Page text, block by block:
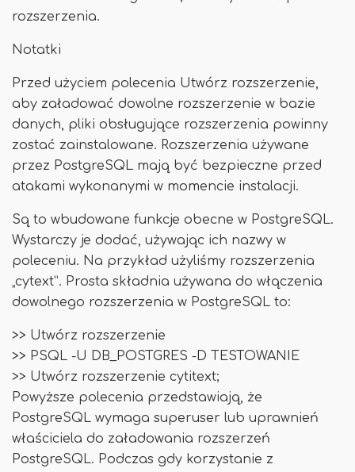
rozszerzenia.
Notatki
Przed użyciem polecenia Utwórz rozszerzenie,
aby załadować dowolne rozszerzenie w bazie
danych, pliki obsługujące rozszerzenia powinny
zostać zainstalowane. Rozszerzenia używane
przez PostgreSQL mają być bezpieczne przed
atakami wykonanymi w momencie instalacji.
Są to wbudowane funkcje obecne w PostgreSQL.
Wystarczy je dodać, używając ich nazwy w
poleceniu. Na przykład użyliśmy rozszerzenia
„cytext”. Prosta składnia używana do włączenia
dowolnego rozszerzenia w PostgreSQL to:
>> Utwórz rozszerzenie
>> PSQL -U DB_POSTGRES -D TESTOWANIE
>> Utwórz rozszerzenie cytitext;
Powyższe polecenia przedstawiają, że
PostgreSQL wymaga superuser lub uprawnień
właściciela do załadowania rozszerzeń
PostgreSQL. Podczas gdy korzystanie z